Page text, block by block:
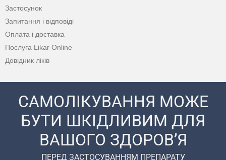
Застосунок
Запитання і відповіді
Оплата і доставка
Послуга Likar Online
Довідник ліків
САМОЛІКУВАННЯ МОЖЕ
БУТИ ШКІДЛИВИМ ДЛЯ
ВАШОГО ЗДОРОВ’Я
ПЕРЕД ЗАСТОСУВАННЯМ ПРЕПАРАТУ